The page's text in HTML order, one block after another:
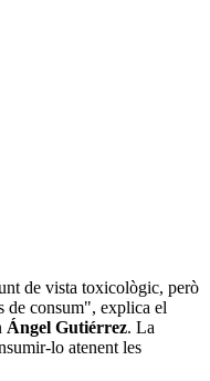
de vista toxicològic, però
de consum", explica el
Ángel Gutiérrez. La
lo atenent les